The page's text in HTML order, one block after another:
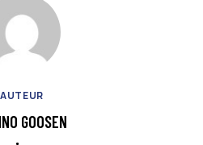
AUTEUR
GOOSEN